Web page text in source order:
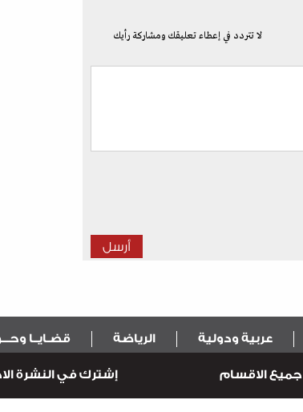
لا تتردد في إعطاء تعليقك ومشاركة رأيك
عربية ودولية الرياضة قضـايــا
جميع الاقسام إشترك في النشرة